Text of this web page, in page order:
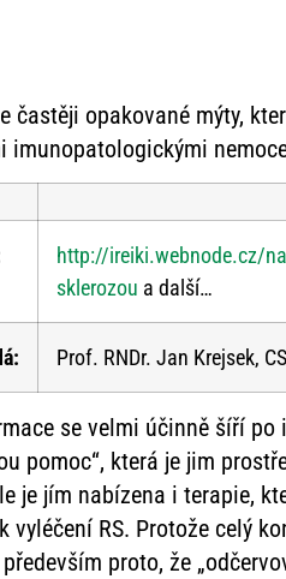
častěji opakované mýty,
imunopatologickými
http://ireiki.webnode.cz/
sklerozou a další…
Prof. RNDr. Jan Krejsek,
se velmi účinně šíří
pomoc“, která je jim
je jím nabízena i terapie,
vyléčení RS. Protože celý
proto, že